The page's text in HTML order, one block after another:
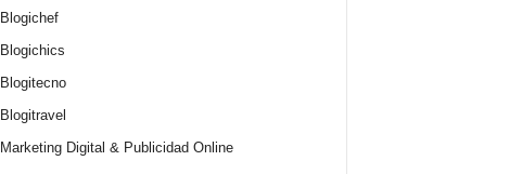
Blogichef
Blogichics
Blogitecno
Blogitravel
Marketing Digital & Publicidad Online